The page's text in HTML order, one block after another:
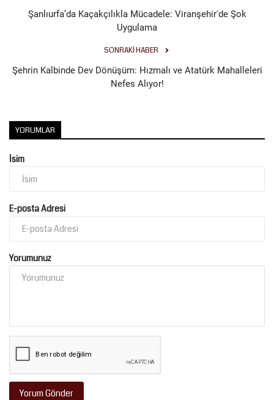
Şanlıurfa’da Kaçakçılıkla Mücadele: Viranşehir'de Şok
Uygulama
SONRAKI HABER
Şehrin Kalbinde Dev Dönüşüm: Hızmalı ve Atatürk Mahalleleri
Nefes Alıyor!
YORUMLAR
İsim
E-posta Adresi
Yorumunuz
Yorum Gönder